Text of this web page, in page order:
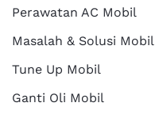
Perawatan AC Mobil
Masalah & Solusi Mobil
Tune Up Mobil
Ganti Oli Mobil